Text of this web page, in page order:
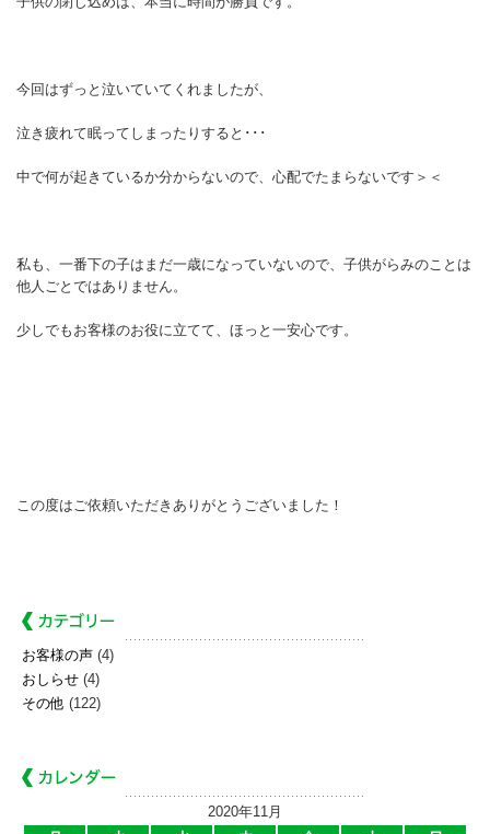
今回はずっと泣いていてくれましたが、
泣き疲れて眠ってしまったりすると･･･
中で何が起きているか分からないので、心配でたまらないです＞＜
私も、一番下の子はまだ一歳になっていないので、子供がらみのことは
他人ごとではありません。
少しでもお客様のお役に立てて、ほっと一安心です。
この度はご依頼いただきありがとうございました！
お客様の声 (4)
おしらせ (4)
その他 (122)
2020年11月